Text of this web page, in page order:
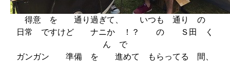
得意 を 通り過ぎて、 いつも 通り の
日常 ですけど ナニか ！？ の Ｓ田 く
ん で
ガンガン 準備 を 進めて もらってる 間、